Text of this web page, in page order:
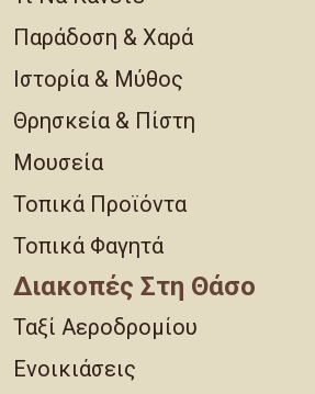
Παράδοση & Χαρά
Ιστορία & Μύθος
Θρησκεία & Πίστη
Μουσεία
Τοπικά Προϊόντα
Τοπικά Φαγητά
Διακοπές Στη Θάσο
Ταξί Αεροδρομίου
Ενοικιάσεις